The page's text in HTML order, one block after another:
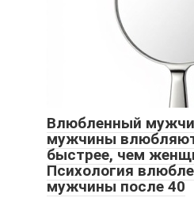
Влюбленный
мужчины
быстрее, чем
Психология
мужчины после 40